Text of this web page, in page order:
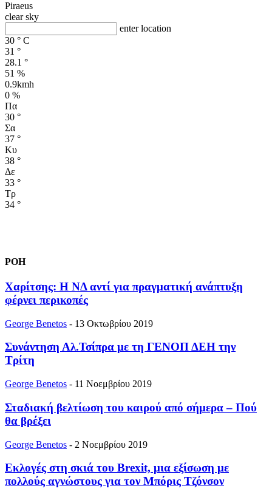
Piraeus
clear sky
enter location
30 ° C
31 °
28.1 °
51 %
0.9kmh
0 %
Πα
30 °
Σα
37 °
Κυ
38 °
Δε
33 °
Τρ
34 °
ΡΟΗ
Xαρίτσης: Η ΝΔ αντί για πραγματική ανάπτυξη
φέρνει περικοπές
George Benetos - 13 Οκτωβρίου 2019
Συνάντηση Αλ.Τσίπρα με τη ΓΕΝΟΠ ΔΕΗ την
Τρίτη
George Benetos - 11 Νοεμβρίου 2019
Σταδιακή βελτίωση του καιρού από σήμερα – Πού
θα βρέξει
George Benetos - 2 Νοεμβρίου 2019
Εκλογές στη σκιά του Brexit, μια εξίσωση με
πολλούς αγνώστους για τον Μπόρις Τζόνσον